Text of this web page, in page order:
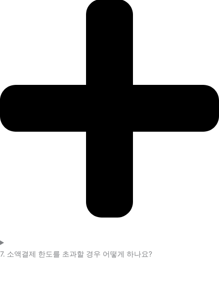
7. 소액결제 한도를 초과할 경우 어떻게 하나요?